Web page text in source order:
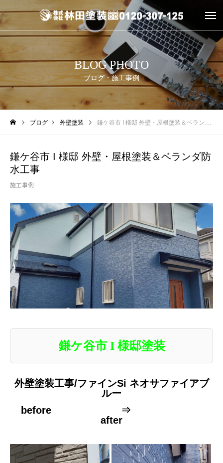
BLOG PHOTO
ブログ・施工事例
ブログ 外壁塗装 鎌ケ谷市 I 様邸 外壁・屋根塗装＆ベランダ防水工事
鎌ケ谷市 I 様邸 外壁・屋根塗装＆ベランダ防
水工事
施工事例
鎌ケ谷市 I 様邸塗装
外壁塗装工事/ファインSi ネオサファイアブ
ルー
before ⇒
after